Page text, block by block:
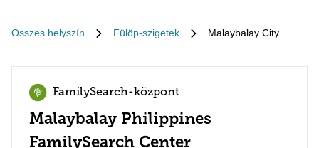
Összes helyszín Fülöp-szigetek Malaybalay City
FamilySearch-központ
Malaybalay Philippines
FamilySearch Center